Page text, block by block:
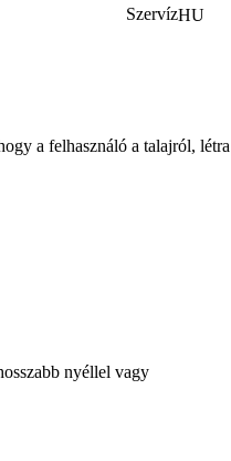
SzervízHU
a felhasználó a talajról, létra
nyéllel vagy